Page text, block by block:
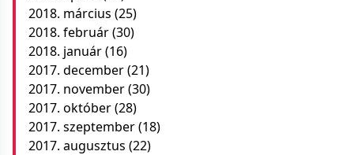
2018. március (25)
2018. február(30)
2018. január(16)
2017. december(21)
2017. november(30)
2017. október(28)
2017. szeptember(18)
2017. augusztus (22)